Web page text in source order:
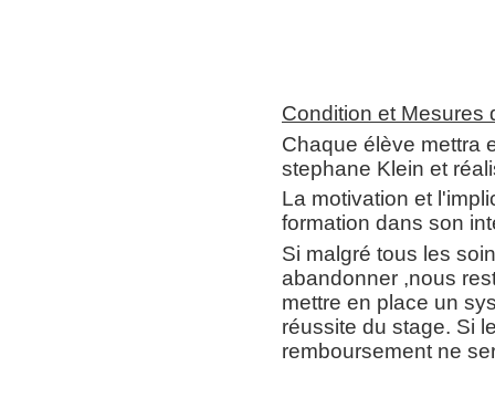
Condition et Mesures
Chaque élève mettra
stephane Klein et
La motivation et
formation dans son
Si malgré tous les
abandonner ,nous
mettre en place un
réussite du stage. Si
remboursement ne